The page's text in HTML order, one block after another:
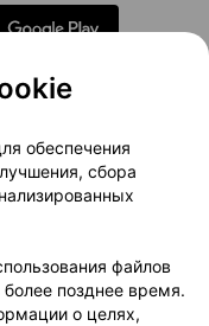
маркетинг
Доставка
Партнеры
103.by
обеспечения
сбора
файлов
более позднее время.
о целях,